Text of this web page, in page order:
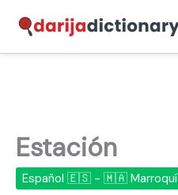
contenido
Estación
Español 🇪🇸 - 🇲🇦 Marroquí